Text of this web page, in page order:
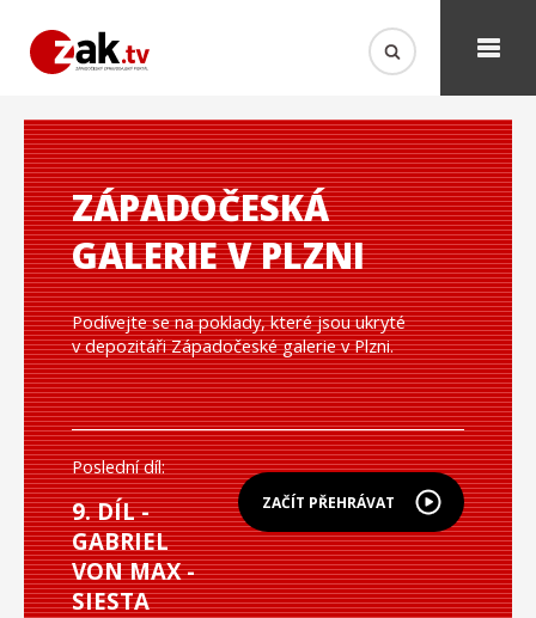
ZÁPADOČESKÁ
GALERIE V PLZNI
Podívejte se na poklady, které jsou ukryté
v depozitáři Západočeské galerie v Plzni.
ZAČÍT PŘEHRÁVAT
Poslední díl:
9. DÍL -
GABRIEL
VON MAX -
SIESTA